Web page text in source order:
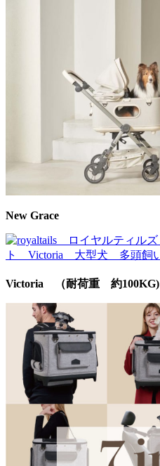
New Grace
Victoria （耐荷重 約100KG)